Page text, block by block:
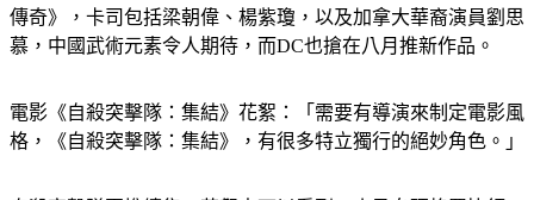
毒2》，另外七月暑假，有首部華人英雄電影，《上氣與十環
傳奇》，卡司包括梁朝偉、楊紫瓊，以及加拿大華裔演員劉思
電影《自殺突擊隊：集結》花絮：「需要有導演來制定電影風